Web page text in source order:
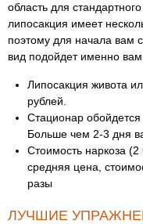
область для
липосакция имеет
поэтому для начала вам
вид подойдет именно вам.
Липосакция живота
рублей.
Стационар обойдется
Больше чем 2-3 дня
Стоимость наркоза
средняя цена,
разы
ЛУЧШИЕ